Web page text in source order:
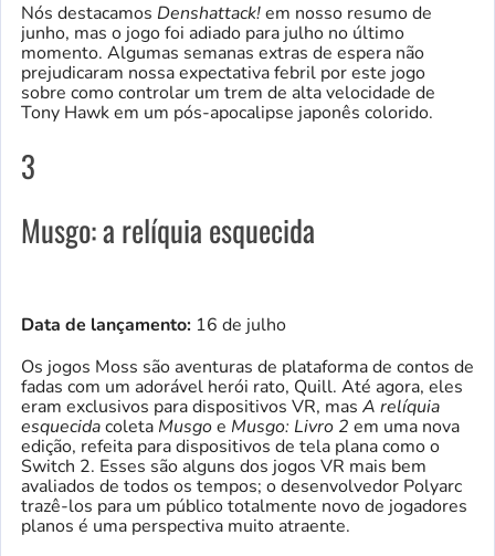
Nós destacamos Denshattack!em nosso resumo de
junho, mas o jogo foi adiado para julho no último
momento. Algumas semanas extras de espera não
prejudicaram nossa expectativa febril por este jogo
sobre como controlar um trem de alta velocidade de
Tony Hawk em um pós-apocalipse japonês colorido.
3
Musgo: a relíquia esquecida
Data de lançamento: 16 de julho
Os jogos Moss são aventuras de plataforma de contos de
fadas com um adorável herói rato, Quill. Até agora, eles
eram exclusivos para dispositivos VR, mas A relíquia
esquecidacoleta Musgoe Musgo: Livro 2 em uma nova
edição, refeita para dispositivos de tela plana como o
Switch 2. Esses são alguns dos jogos VR mais bem
avaliados de todos os tempos; o desenvolvedor Polyarc
trazê-los para um público totalmente novo de jogadores
planos é uma perspectiva muito atraente.